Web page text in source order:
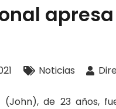
Noticias
(John), de 23 años,